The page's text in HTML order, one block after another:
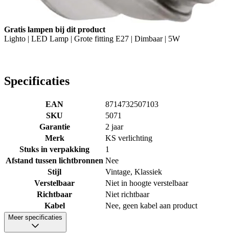
Gratis lampen bij dit product
Lighto | LED Lamp | Grote fitting E27 | Dimbaar | 5W
Specificaties
EAN
8714732507103
SKU
5071
Garantie
2 jaar
Merk
KS verlichting
Stuks in verpakking
1
Afstand tussen lichtbronnen Nee
Stijl
Vintage, Klassiek
Verstelbaar
Niet in hoogte verstelbaar
Richtbaar
Niet richtbaar
Kabel
Nee, geen kabel aan product
Meer specificaties